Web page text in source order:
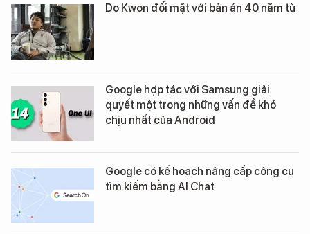
Do Kwon đối mặt với bản án 40 năm tù
Google hợp tác với Samsung giải
quyết một trong những vấn đề khó
chịu nhất của Android
Google có kế hoạch nâng cấp công cụ
tìm kiếm bằng AI Chat